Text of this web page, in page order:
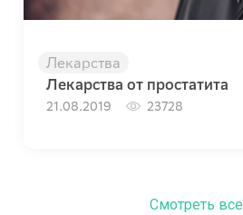
Лекарства
Лекарства от простатита
21.08.2019 23728
Смотреть все